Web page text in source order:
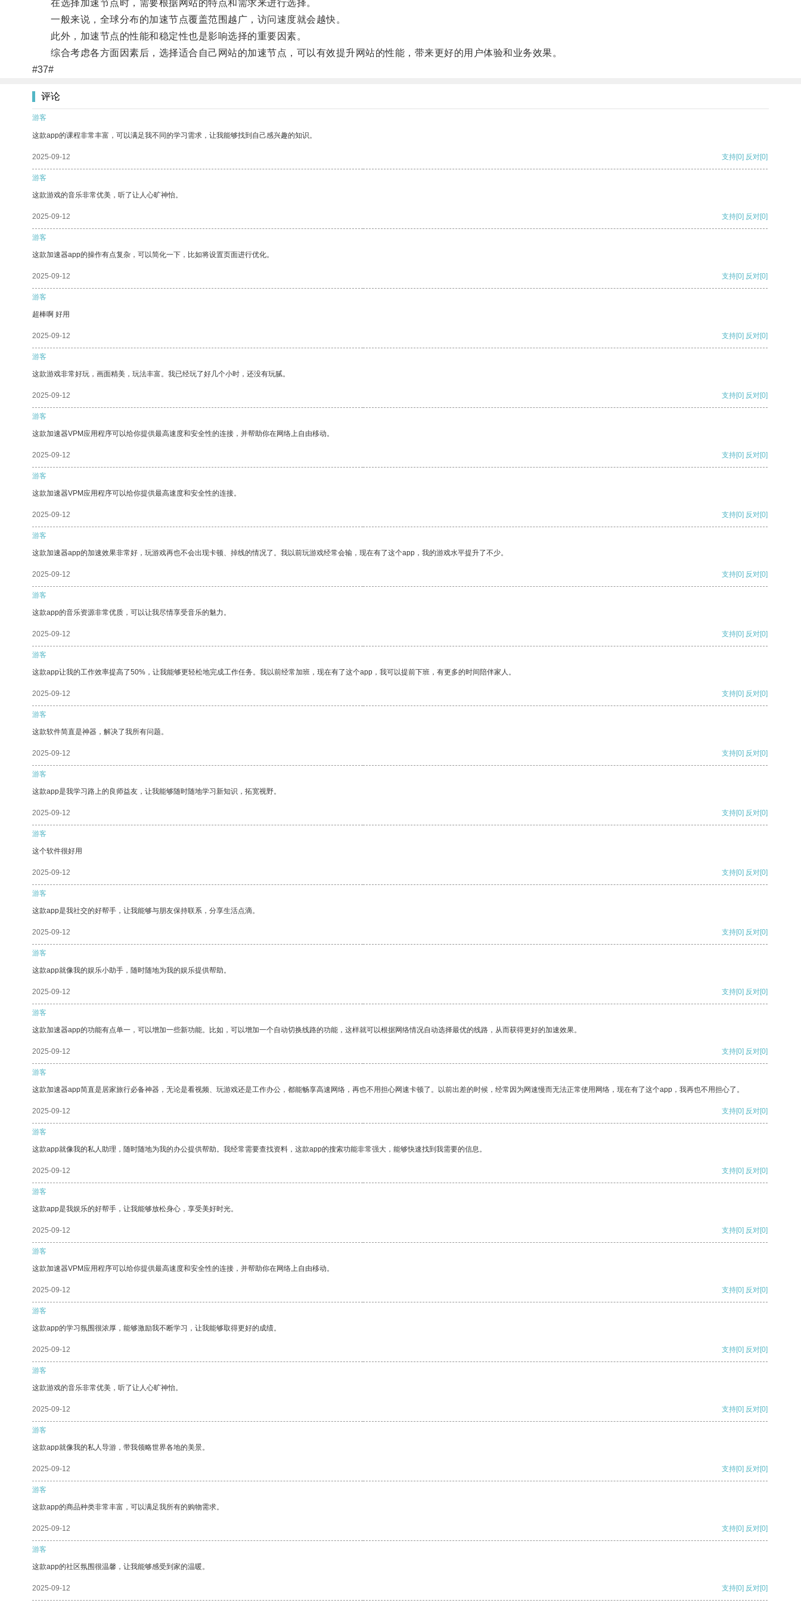
在选择加速节点时，需要根据网站的特点和需求来进行选择。
一般来说，全球分布的加速节点覆盖范围越广，访问速度就会越快。
此外，加速节点的性能和稳定性也是影响选择的重要因素。
综合考虑各方面因素后，选择适合自己网站的加速节点，可以有效提升网站的性能，带来更好的用户体验和业务效果。
#37#
评论
游客
这款app的课程非常丰富，可以满足我不同的学习需求，让我能够找到自己感兴趣的知识。
2025-09-12 支持[0] 反对[0]
游客
这款游戏的音乐非常优美，听了让人心旷神怡。
2025-09-12 支持[0] 反对[0]
游客
这款加速器app的操作有点复杂，可以简化一下，比如将设置页面进行优化。
2025-09-12 支持[0] 反对[0]
游客
超棒啊 好用
2025-09-12 支持[0] 反对[0]
游客
这款游戏非常好玩，画面精美，玩法丰富。我已经玩了好几个小时，还没有玩腻。
2025-09-12 支持[0] 反对[0]
游客
这款加速器VPM应用程序可以给你提供最高速度和安全性的连接，并帮助你在网络上自由移动。
2025-09-12 支持[0] 反对[0]
游客
这款加速器VPM应用程序可以给你提供最高速度和安全性的连接。
2025-09-12 支持[0] 反对[0]
游客
这款加速器app的加速效果非常好，玩游戏再也不会出现卡顿、掉线的情况了。我以前玩游戏经常会输，现在有了这个app，我的游戏水平提升了不少。
2025-09-12 支持[0] 反对[0]
游客
这款app的音乐资源非常优质，可以让我尽情享受音乐的魅力。
2025-09-12 支持[0] 反对[0]
游客
这款app让我的工作效率提高了50%，让我能够更轻松地完成工作任务。我以前经常加班，现在有了这个app，我可以提前下班，有更多的时间陪伴家人。
2025-09-12 支持[0] 反对[0]
游客
这款软件简直是神器，解决了我所有问题。
2025-09-12 支持[0] 反对[0]
游客
这款app是我学习路上的良师益友，让我能够随时随地学习新知识，拓宽视野。
2025-09-12 支持[0] 反对[0]
游客
这个软件很好用
2025-09-12 支持[0] 反对[0]
游客
这款app是我社交的好帮手，让我能够与朋友保持联系，分享生活点滴。
2025-09-12 支持[0] 反对[0]
游客
这款app就像我的娱乐小助手，随时随地为我的娱乐提供帮助。
2025-09-12 支持[0] 反对[0]
游客
这款加速器app的功能有点单一，可以增加一些新功能。比如，可以增加一个自动切换线路的功能，这样就可以根据网络情况自动选择最优的线路，从而获得更好的加速效果。
2025-09-12 支持[0] 反对[0]
游客
这款加速器app简直是居家旅行必备神器，无论是看视频、玩游戏还是工作办公，都能畅享高速网络，再也不用担心网速卡顿了。以前出差的时候，经常因为网速慢而无法正常使用网络，现在有了这个app，我再也不用担心了。
2025-09-12 支持[0] 反对[0]
游客
这款app就像我的私人助理，随时随地为我的办公提供帮助。我经常需要查找资料，这款app的搜索功能非常强大，能够快速找到我需要的信息。
2025-09-12 支持[0] 反对[0]
游客
这款app是我娱乐的好帮手，让我能够放松身心，享受美好时光。
2025-09-12 支持[0] 反对[0]
游客
这款加速器VPM应用程序可以给你提供最高速度和安全性的连接，并帮助你在网络上自由移动。
2025-09-12 支持[0] 反对[0]
游客
这款app的学习氛围很浓厚，能够激励我不断学习，让我能够取得更好的成绩。
2025-09-12 支持[0] 反对[0]
游客
这款游戏的音乐非常优美，听了让人心旷神怡。
2025-09-12 支持[0] 反对[0]
游客
这款app就像我的私人导游，带我领略世界各地的美景。
2025-09-12 支持[0] 反对[0]
游客
这款app的商品种类非常丰富，可以满足我所有的购物需求。
2025-09-12 支持[0] 反对[0]
游客
这款app的社区氛围很温馨，让我能够感受到家的温暖。
2025-09-12 支持[0] 反对[0]